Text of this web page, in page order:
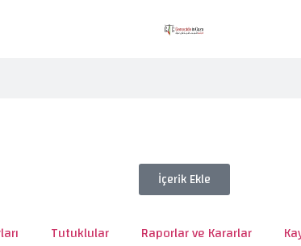
İçerik Ekle
Tutuklular Raporlar ve Kararlar